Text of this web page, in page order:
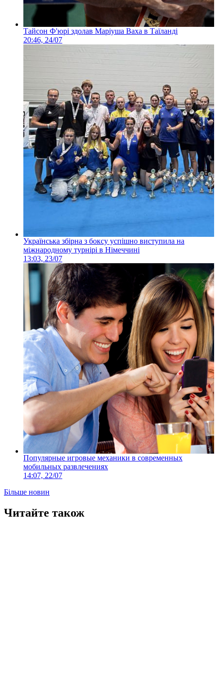
Тайсон Ф'юрі здолав Маріуша Ваха в Таїланді
20:46, 24/07
Українська збірна з боксу успішно виступила на
міжнародному турнірі в Німеччині
13:03, 23/07
Популярные игровые механики в современных
мобильных развлечениях
14:07, 22/07
Більше новин
Читайте також